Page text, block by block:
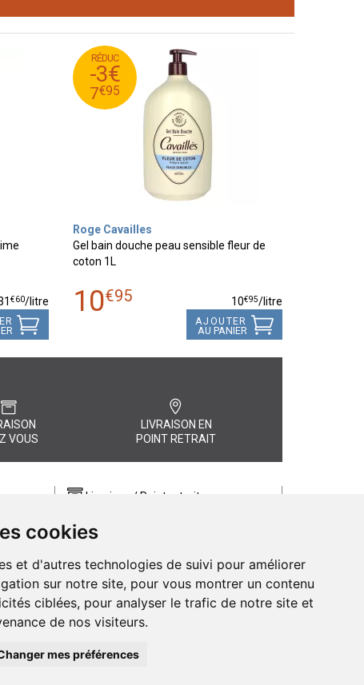
cookies
et d'autres technologies de suivi pour améliorer
sur notre site, pour vous montrer un contenu
ciblées, pour analyser le trafic de notre site et
de nos visiteurs.
mes préférences
€60/litre
RÉDUC
-3€
7€95
10
€
95
7
€
95
Roge Cavailles
Gel bain douche peau sensible fleur de
coton 1L
10€95 10€95/litre
AJOUTER
AU PANIER
VOUS
LIVRAISON EN
POINT RETRAIT
quel
Livraison / Point retrait
commande rapidement chez vous ou
Livraison chez vous ou en points relais